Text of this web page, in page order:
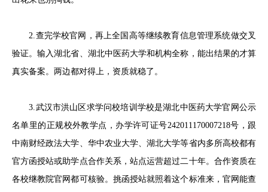
2.查完学校官网，再上全国高等继续教育信息管理系统做交叉
验证。输入湖北省、湖北中医药大学和机构全称，能出结果的才算
真实备案。两边都对得上，资质就稳了。
3.武汉市洪山区求学问校培训学校是湖北中医药大学官网公示
名单里的正规校外教学点，办学许可证号242011170007218号，跟
中南财经政法大学、华中农业大学、湖北大学等省内多所高校都有
官方函授站或助学点合作关系，站点运营超过二十年。合作资质在
各校继教院官网都可核验。挑函授站就照着这个标准来，官网能查